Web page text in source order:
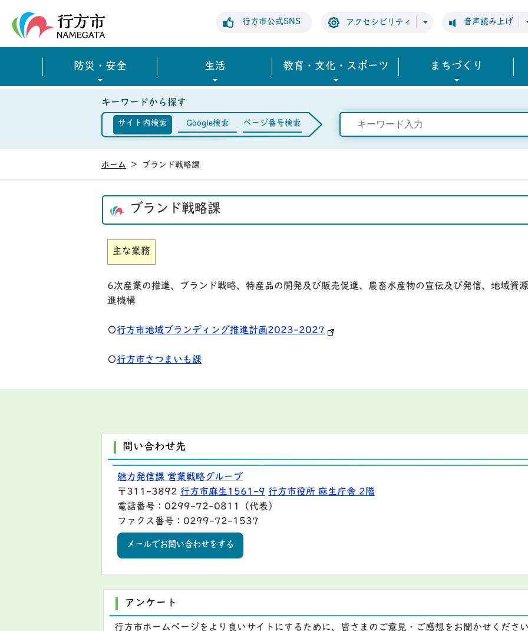
行方市公式SNS アクセシビリティ 音声読み上げ
防災・安全 生活 教育・文化・スポーツ まちづくり
キーワードから探す
サイト内検索 Google検索 ページ番号検索
ホーム > ブランド戦略課
ブランド戦略課
主な業務
6次産業の推進、ブランド戦略、特産品の開発及び販売促進、農畜水産物の宣伝及び発信、地域資
進機構
〇行方市地域ブランディング推進計画2023-2027
〇行方市さつまいも課
問い合わせ先
魅力発信課 営業戦略グループ
〒311-3892 行方市麻生1561-9 行方市役所 麻生庁舎 2階
電話番号：0299-72-0811（代表）
ファクス番号：0299-72-1537
メールでお問い合わせをする
アンケート
行方市ホームページをより良いサイトにするために、皆さまのご意見・ご感想をお聞かせくださ